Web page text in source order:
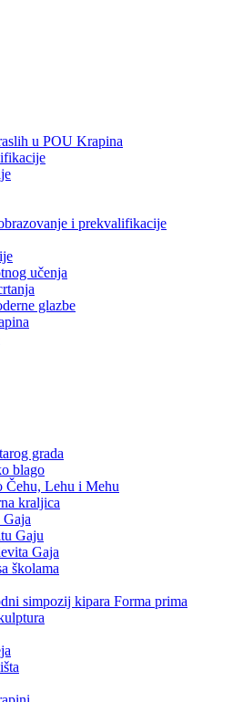
u POU Krapina
i prekvalifikacije
učenja
glazbe
grada
blago
Čehu, Lehu i Mehu
kraljica
Gaju
Gaja
školama
simpozij kipara Forma prima